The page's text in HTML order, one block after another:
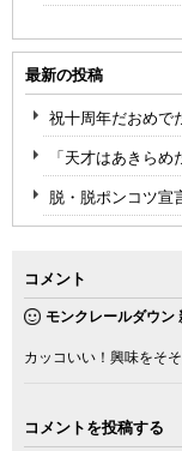
最新の投稿
祝十周年だおめで
「天才はあきら
脱・脱ポンコツ宣
コメント
モンクレールダウン
カッコいい！興味をそ
コメントを投稿する